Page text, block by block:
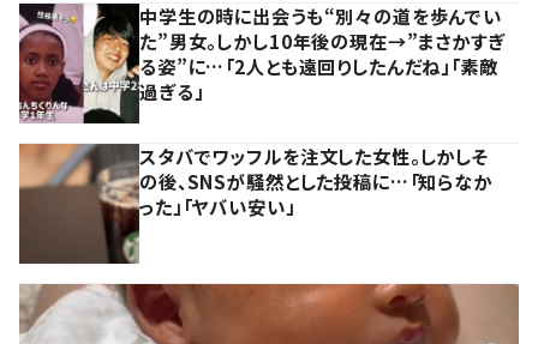
中学生の時に出会うも“別々の道を歩んでい
た”男女。しかし10年後の現在→”まさかすぎ
る姿”に…「2人とも遠回りしたんだね」「素敵
過ぎる」
スタバでワッフルを注文した女性。しかしそ
の後、SNSが騒然とした投稿に…「知らなか
った」「ヤバい安い」